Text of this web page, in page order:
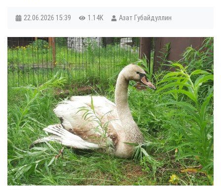
22.06.2026 15:39 1.14K Азат Губайдуллин